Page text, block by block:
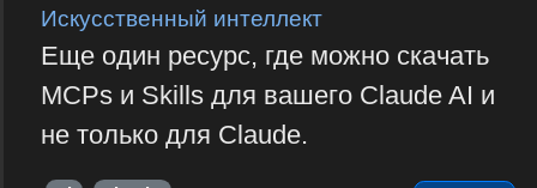
Искусственный интеллект
Еще один ресурс, где можно скачать
MCPs и Skills для вашего Claude AI и
не только для Claude.